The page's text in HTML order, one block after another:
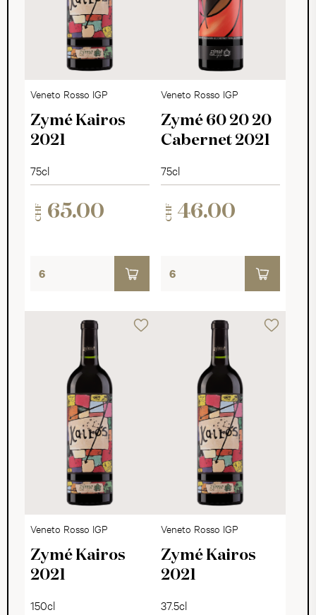
Veneto Rosso IGP
Zymé Kairos
2021
75cl
CHF 65.00
Veneto Rosso IGP
Zymé 60 20 20
Cabernet 2021
75cl
CHF 46.00
Veneto Rosso IGP
Zymé Kairos
2021
150cl
Veneto Rosso IGP
Zymé Kairos
2021
37.5cl